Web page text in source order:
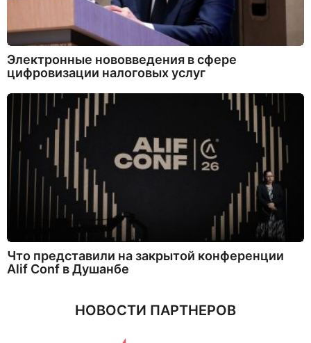
Электронные нововведения в сфере
цифровизации налоговых услуг
Что представили на закрытой конференции
Alif Conf в Душанбе
НОВОСТИ ПАРТНЕРОВ